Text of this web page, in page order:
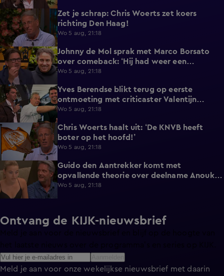
0:38
Zet je schrap: Chris Woerts zet koers
richting Den Haag!
Wo 5 aug, 21:18
5:28
Johnny de Mol sprak met Marco Borsato
over comeback: ‘Hij had weer een
twinkeling in zijn ogen’
Wo 5 aug, 21:18
0:46
Yves Berendse blikt terug op eerste
ontmoeting met criticaster Valentijn
Driessen
Wo 5 aug, 21:18
3:19
Chris Woerts haalt uit: ‘De KNVB heeft
boter op het hoofd!’
Wo 5 aug, 21:18
2:45
Guido den Aantrekker komt met
opvallende theorie over deelname Anouk
aan De Bondgenoten
Wo 5 aug, 21:18
Ontvang de KIJK-nieuwsbrief
Meld je aan voor onze wekelijkse nieuwsbrief met daarin